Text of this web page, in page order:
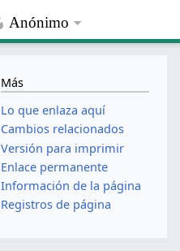
Anónimo
Más
Lo que enlaza aquí
Cambios relacionados
Versión para imprimir
Enlace permanente
Información de la página
Registros de página